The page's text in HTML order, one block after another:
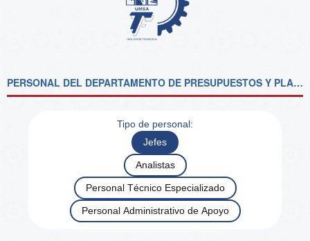
PERSONAL DEL DEPARTAMENTO DE PRESUPUESTOS Y PLANIFICACIÓN FINANCIERA
Tipo de personal:
Jefes
Analistas
Personal Técnico Especializado
Personal Administrativo de Apoyo